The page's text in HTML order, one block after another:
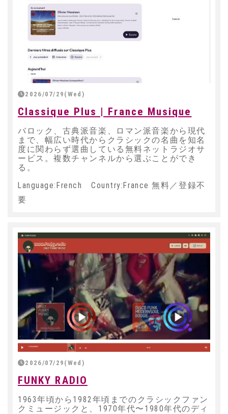
2026/07/29(Wed)
Classique Plus | France Musique
バロック、古典派音楽、ロマン派音楽から現代
まで、幅広い時代からクラシックの名曲を知名
度に関わらず選曲している無料ネットラジオサ
ービス。複数チャンネルから選ぶことができ
る。
Language:French Country:France 無料／登録不
要
2026/07/29(Wed)
FUNKY RADIO
1963年頃から1982年頃までのクラシックファン
クミュージックと、1970年代〜1980年代のディ